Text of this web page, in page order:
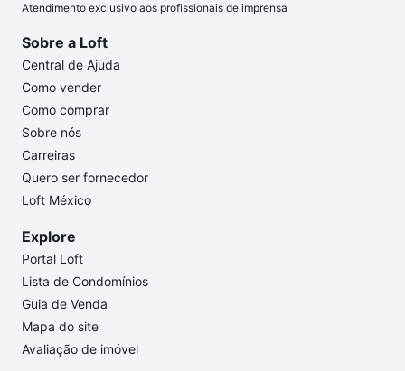
Atendimento exclusivo aos profissionais de imprensa
Sobre a Loft
Central de Ajuda
Como vender
Como comprar
Sobre nós
Carreiras
Quero ser fornecedor
Loft México
Explore
Portal Loft
Lista de Condomínios
Guia de Venda
Mapa do site
Avaliação de imóvel